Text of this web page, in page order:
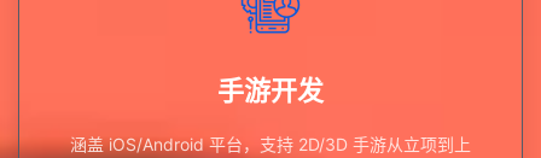
手游开发
涵盖 iOS/Android 平台，支持 2D/3D 手游从立项到上
全流程。